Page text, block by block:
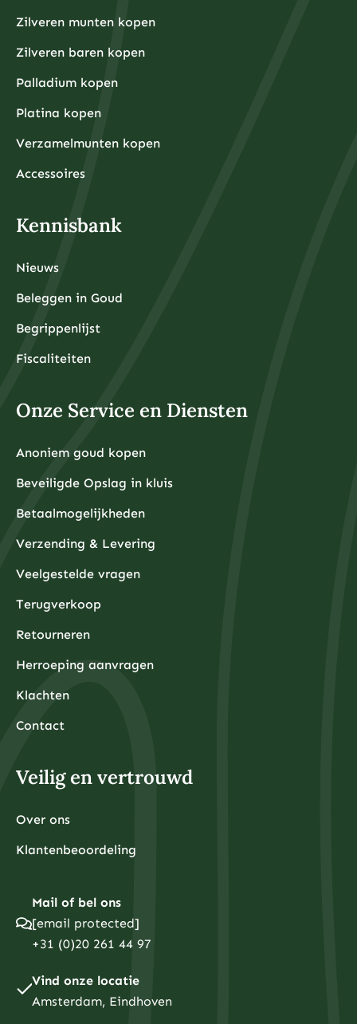
Zilveren munten kopen
Zilveren baren kopen
Palladium kopen
Platina kopen
Verzamelmunten kopen
Accessoires
Kennisbank
Nieuws
Beleggen in Goud
Begrippenlijst
Fiscaliteiten
Onze Service en Diensten
Anoniem goud kopen
Beveiligde Opslag in kluis
Betaalmogelijkheden
Verzending & Levering
Veelgestelde vragen
Terugverkoop
Retourneren
Herroeping aanvragen
Klachten
Contact
Veilig en vertrouwd
Over ons
Klantenbeoordeling
Mail of bel ons
[email protected]
+31 (0)20 261 44 97
Vind onze locatie
Amsterdam, Eindhoven